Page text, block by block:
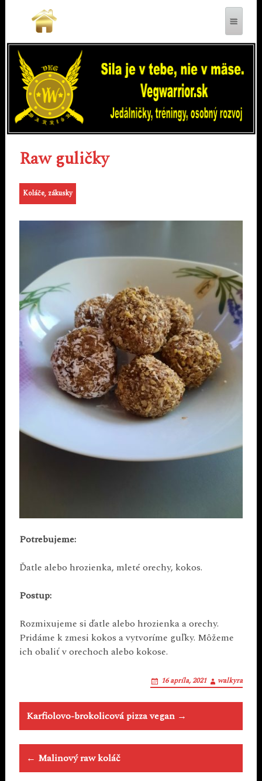
VEGWARRIOR.SK
Raw guličky
Koláče, zákusky
Potrebujeme:
Ďatle alebo hrozienka, mleté orechy, kokos.
Postup:
Rozmixujeme si ďatle alebo hrozienka a orechy.
Pridáme k zmesi kokos a vytvoríme guľky. Môžeme
ich obaliť v orechoch alebo kokose.
16 apríla, 2021 walkyra
Post
navigation
Karfiolovo-brokolicová pizza vegan →
← Malinový raw koláč